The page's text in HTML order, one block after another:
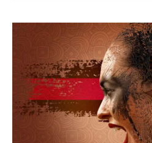
one
page
(MotionLine)